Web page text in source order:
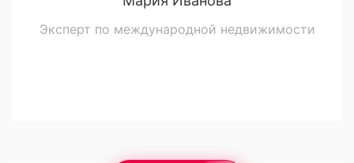
Эксперт по международной недвижимости